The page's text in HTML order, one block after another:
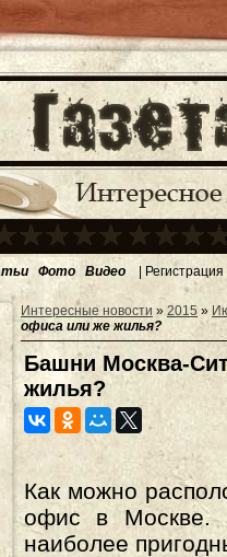
Фото Видео | Регистрация
Интересные новости » 2015 »
офиса или же жилья?
Башни Москва-
жилья?
Как можно
офис в Москве.
наиболее